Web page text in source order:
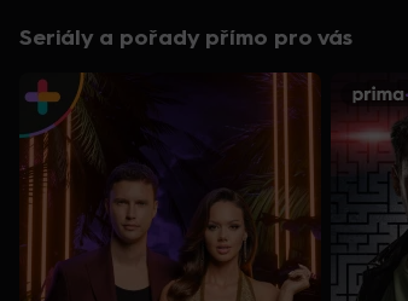
Seriály a pořady přímo pro vás